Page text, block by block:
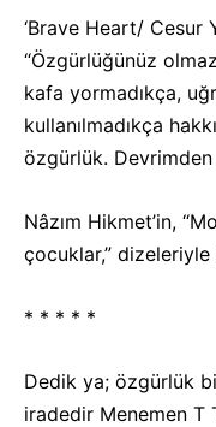
‘Brave Heart/ Cesur
“Özgürlüğünüz
kafa yormadıkça,
kullanılmadıkça
özgürlük. Devrimden
Nâzım Hikmet’in,
çocuklar,”
* * * * *
Dedik ya; özgürlük
iradedir Menemen T